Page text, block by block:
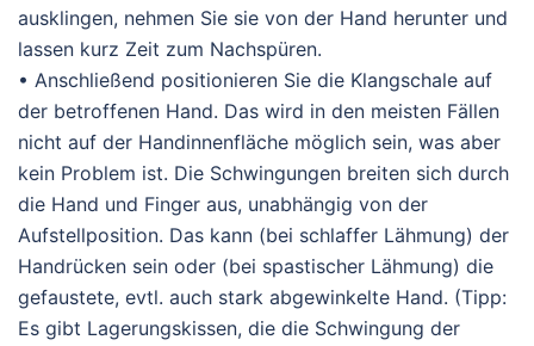
ausklingen, nehmen Sie sie von der Hand herunter und
lassen kurz Zeit zum Nachspüren.
• Anschließend positionieren Sie die Klangschale auf
der betroffenen Hand. Das wird in den meisten Fällen
nicht auf der Handinnenfläche möglich sein, was aber
kein Problem ist. Die Schwingungen breiten sich durch
die Hand und Finger aus, unabhängig von der
Aufstellposition. Das kann (bei schlaffer Lähmung) der
Handrücken sein oder (bei spastischer Lähmung) die
gefaustete, evtl. auch stark abgewinkelte Hand. (Tipp:
Es gibt Lagerungskissen, die die Schwingung der